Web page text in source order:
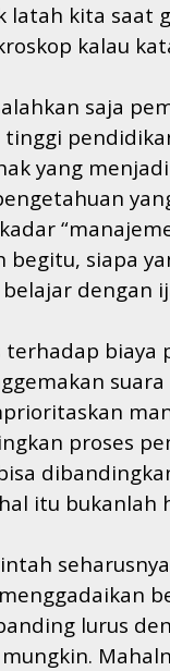
latah kita saat
kalau
saja
yang
begitu, siapa
dengan
terhadap
proses
itu bukanlah
lurus